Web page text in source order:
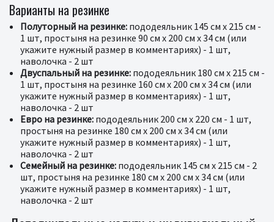
Варианты на резинке
Полуторный на резинке: пододеяльник 145 см x 215 см -
1 шт, простыня на резинке 90 см x 200 см x 34 см (или
укажите нужный размер в комментариях) - 1 шт,
наволочка - 2 шт
Двуспальный на резинке: пододеяльник 180 см x 215 см -
1 шт, простыня на резинке 160 см x 200 см x 34 см (или
укажите нужный размер в комментариях) - 1 шт,
наволочка - 2 шт
Евро на резинке: пододеяльник 200 см x 220 см - 1 шт,
простыня на резинке 180 см x 200 см x 34 см (или
укажите нужный размер в комментариях) - 1 шт,
наволочка - 2 шт
Семейный на резинке: пододеяльник 145 см x 215 см - 2
шт, простыня на резинке 180 см x 200 см x 34 см (или
укажите нужный размер в комментариях) - 1 шт,
наволочка - 2 шт